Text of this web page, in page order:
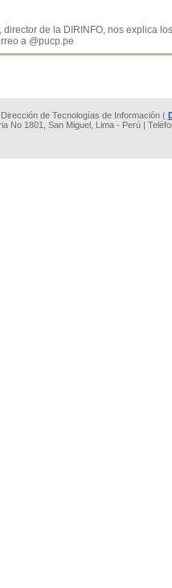
de la DIRINFO, nos explica
a @pucp.pe
de Tecnologías de Información (
No 1801, San Miguel, Lima - Perú |